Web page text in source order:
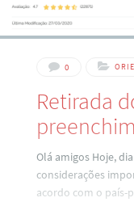
0
Retirada
Olá amigos Hoje,
considerações
acordo com o país-